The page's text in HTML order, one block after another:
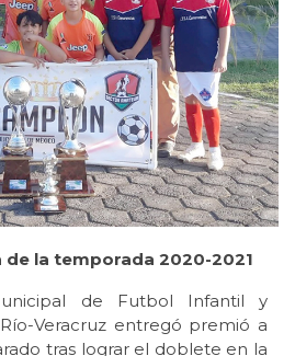
de la temporada 2020-2021
de Futbol Infantil y
Veracruz entregó premió a
tras lograr el doblete en la